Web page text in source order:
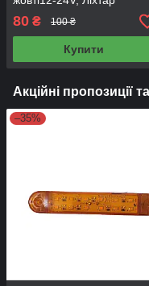
габаритний, габарити
11,5х4 см NR-931
80 ₴ 100 ₴
Купити
Акційні пропозиції
–35%